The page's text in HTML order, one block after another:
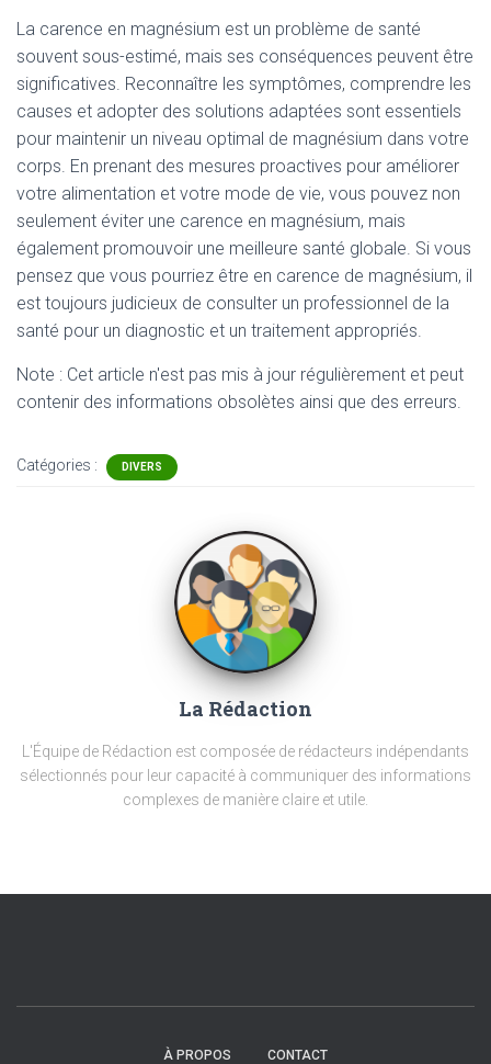
La carence en magnésium est un problème de santé
souvent sous-estimé, mais ses conséquences peuvent être
significatives. Reconnaître les symptômes, comprendre les
causes et adopter des solutions adaptées sont essentiels
pour maintenir un niveau optimal de magnésium dans votre
corps. En prenant des mesures proactives pour améliorer
votre alimentation et votre mode de vie, vous pouvez non
seulement éviter une carence en magnésium, mais
également promouvoir une meilleure santé globale. Si vous
pensez que vous pourriez être en carence de magnésium, il
est toujours judicieux de consulter un professionnel de la
santé pour un diagnostic et un traitement appropriés.
Note : Cet article n'est pas mis à jour régulièrement et peut
contenir des informations obsolètes ainsi que des erreurs.
Catégories : DIVERS
La Rédaction
L'Équipe de Rédaction est composée de rédacteurs indépendants
sélectionnés pour leur capacité à communiquer des informations
complexes de manière claire et utile.
À PROPOS CONTACT